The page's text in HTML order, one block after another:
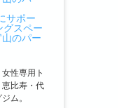
性専用ト
比寿・代
ム。